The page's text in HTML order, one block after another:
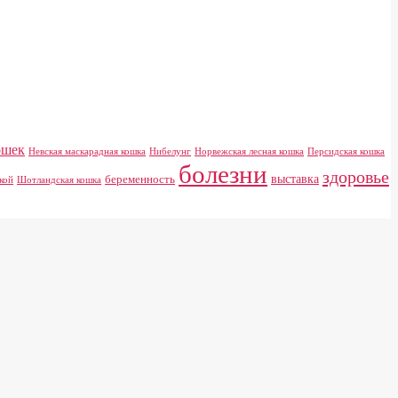
Невская маскарадная кошка Нибелунг Норвежская лесная кошка Персидская кошка
Шотландская кошка беременность болезни выставка здоровье